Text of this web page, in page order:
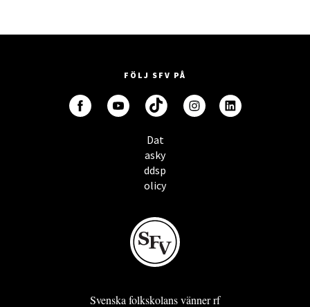
FÖLJ SFV PÅ
Dat
asky
ddsp
olicy
Svenska folkskolans vänner rf